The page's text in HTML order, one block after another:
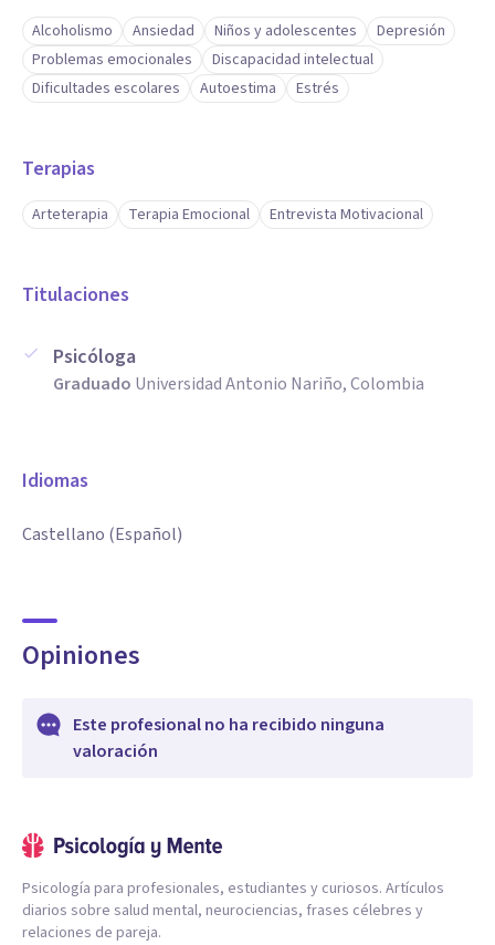
Alcoholismo Ansiedad Niños y adolescentes
Depresión
Problemas emocionales
Discapacidad intelectual
Dificultades escolares
Autoestima Estrés
Terapias
Arteterapia Terapia Emocional Entrevista Motivacional
Titulaciones
Psicóloga
Graduado Universidad Antonio Nariño, Colombia
Idiomas
Castellano (Español)
Opiniones
Este profesional no ha recibido ninguna
valoración
Psicología para profesionales, estudiantes y curiosos. Artículos
diarios sobre salud mental, neurociencias, frases célebres y
relaciones de pareja.